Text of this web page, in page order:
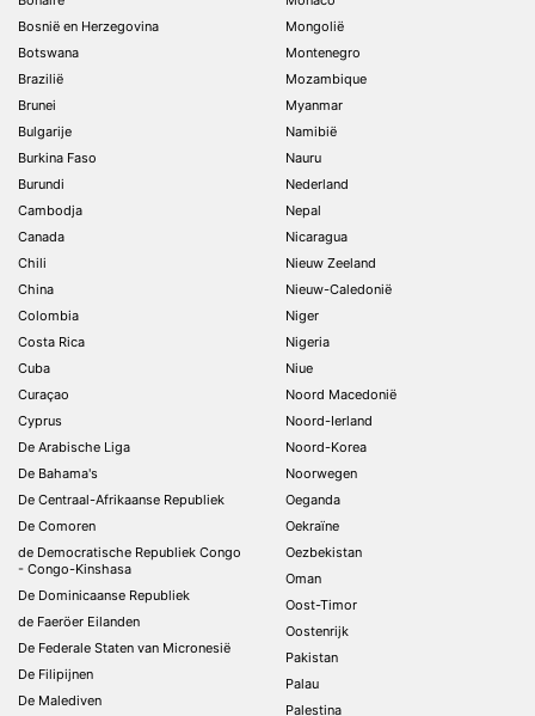
Bosnië en Herzegovina
Botswana
Brazilië
Brunei
Bulgarije
Burkina Faso
Burundi
Cambodja
Canada
Chili
China
Colombia
Costa Rica
Cuba
Curaçao
Cyprus
De Arabische Liga
De Bahama's
De Centraal-Afrikaanse Republiek
De Comoren
de Democratische Republiek Congo
- Congo-Kinshasa
De Dominicaanse Republiek
de Faeröer Eilanden
De Federale Staten van Micronesië
De Filipijnen
De Malediven
Mongolië
Montenegro
Mozambique
Myanmar
Namibië
Nauru
Nederland
Nepal
Nicaragua
Nieuw Zeeland
Nieuw-Caledonië
Niger
Nigeria
Niue
Noord Macedonië
Noord-Ierland
Noord-Korea
Noorwegen
Oeganda
Oekraïne
Oezbekistan
Oman
Oost-Timor
Oostenrijk
Pakistan
Palau
Palestina